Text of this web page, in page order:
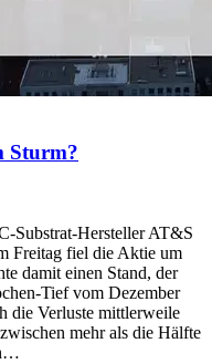
Sturm?
Substrat-Hersteller AT&S
Freitag fiel die Aktie um
damit einen Stand, der
Tief vom Dezember
die Verluste mittlerweile
mehr als die Hälfte